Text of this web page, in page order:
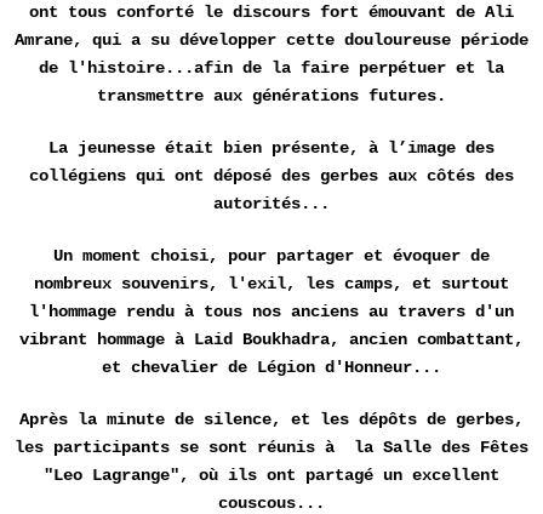
ont tous conforté le discours fort émouvant de Ali
Amrane, qui a su développer cette douloureuse période
de l'histoire...afin de la faire perpétuer et la
transmettre aux générations futures.
La jeunesse était bien présente, à l’image des
collégiens qui ont déposé des gerbes aux côtés des
autorités...
Un moment choisi, pour partager et évoquer de
nombreux souvenirs, l'exil, les camps, et surtout
l'hommage rendu à tous nos anciens au travers d'un
vibrant hommage à Laid Boukhadra, ancien combattant,
et chevalier de Légion d'Honneur...
Après la minute de silence, et les dépôts de gerbes,
les participants se sont réunis à la Salle des Fêtes
"Leo Lagrange", où ils ont partagé un excellent
couscous...